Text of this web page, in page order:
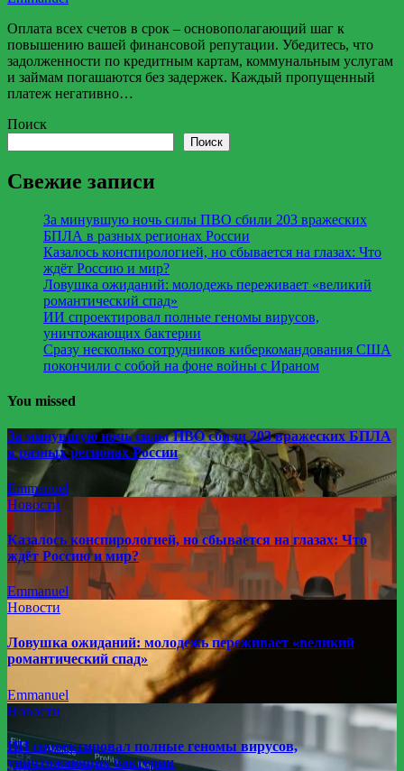
Оплата всех счетов в срок – основополагающий шаг к
повышению вашей финансовой репутации. Убедитесь, что
задолженности по кредитным картам, коммунальным услугам
и займам погашаются без задержек. Каждый пропущенный
платеж негативно…
Поиск
Поиск
Свежие записи
За минувшую ночь силы ПВО сбили 203 вражеских
БПЛА в разных регионах России
Казалось конспирологией, но сбывается на глазах: Что
ждёт Россию и мир?
Ловушка ожиданий: молодежь переживает «великий
романтический спад»
ИИ спроектировал полные геномы вирусов,
уничтожающих бактерии
Сразу несколько сотрудников киберкомандования США
покончили с собой на фоне войны с Ираном
You missed
За минувшую ночь силы ПВО сбили 203 вражеских БПЛА
в разных регионах России
Emmanuel
Новости
Казалось конспирологией, но сбывается на глазах: Что
ждёт Россию и мир?
Emmanuel
Новости
Ловушка ожиданий: молодежь переживает «великий
романтический спад»
Emmanuel
Новости
ИИ спроектировал полные геномы вирусов,
уничтожающих бактерии